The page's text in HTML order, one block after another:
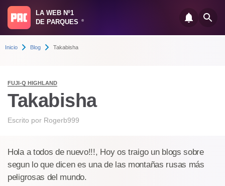
LA WEB Nº1
DE PARQUES
®
Inicio Blog Takabisha
FUJI-Q HIGHLAND
Takabisha
Escrito por Rogerb999
Hola a todos de nuevo!!!, Hoy os traigo un blogs sobre
segun lo que dicen es una de las montañas rusas más
peligrosas del mundo.